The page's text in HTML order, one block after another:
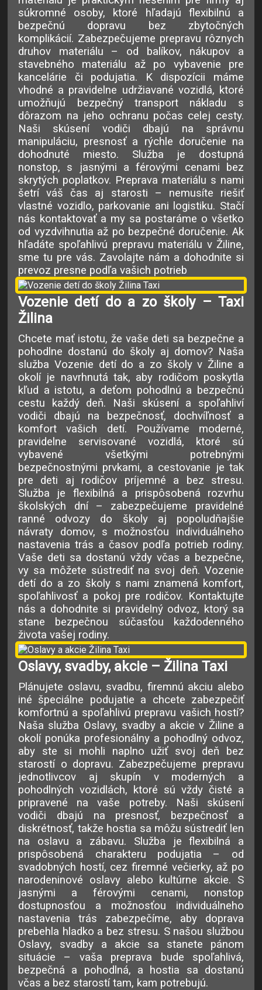
súkromné osoby, ktoré hľadajú flexibilnú a
bezpečnú dopravu bez zbytočných
komplikácií. Zabezpečujeme prepravu rôznych
druhov materiálu – od balíkov, nákupov a
stavebného materiálu až po vybavenie pre
kancelárie či podujatia. K dispozícii máme
vhodné a pravidelne udržiavané vozidlá, ktoré
umožňujú bezpečný transport nákladu s
dôrazom na jeho ochranu počas celej cesty.
Naši skúsení vodiči dbajú na správnu
manipuláciu, presnosť a rýchle doručenie na
dohodnuté miesto. Služba je dostupná
nonstop, s jasnými a férovými cenami bez
skrytých poplatkov. Preprava materiálu s nami
šetrí váš čas aj starosti – nemusíte riešiť
vlastné vozidlo, parkovanie ani logistiku. Stačí
nás kontaktovať a my sa postaráme o všetko
od vyzdvihnutia až po bezpečné doručenie. Ak
hľadáte spoľahlivú prepravu materiálu v Žiline,
sme tu pre vás. Zavolajte nám a dohodnite si
prevoz presne podľa vašich potrieb
Vozenie detí do a zo školy – Taxi
Žilina
Chcete mať istotu, že vaše deti sa bezpečne a
pohodlne dostanú do školy aj domov? Naša
služba Vozenie detí do a zo školy v Žiline a
okolí je navrhnutá tak, aby rodičom poskytla
kľud a istotu, a deťom pohodlnú a bezpečnú
cestu každý deň. Naši skúsení a spoľahliví
vodiči dbajú na bezpečnosť, dochvíľnosť a
komfort vašich detí. Používame moderné,
pravidelne servisované vozidlá, ktoré sú
vybavené všetkými potrebnými
bezpečnostnými prvkami, a cestovanie je tak
pre deti aj rodičov príjemné a bez stresu.
Služba je flexibilná a prispôsobená rozvrhu
školských dní – zabezpečujeme pravidelné
ranné odvozy do školy aj popoludňajšie
návraty domov, s možnosťou individuálneho
nastavenia trás a časov podľa potrieb rodiny.
Vaše deti sa dostanú vždy včas a bezpečne,
vy sa môžete sústrediť na svoj deň. Vozenie
detí do a zo školy s nami znamená komfort,
spoľahlivosť a pokoj pre rodičov. Kontaktujte
nás a dohodnite si pravidelný odvoz, ktorý sa
stane bezpečnou súčasťou každodenného
života vašej rodiny.
Oslavy, svadby, akcie – Žilina Taxi
Plánujete oslavu, svadbu, firemnú akciu alebo
iné špeciálne podujatie a chcete zabezpečiť
komfortnú a spoľahlivú prepravu vašich hostí?
Naša služba Oslavy, svadby a akcie v Žiline a
okolí ponúka profesionálny a pohodlný odvoz,
aby ste si mohli naplno užiť svoj deň bez
starostí o dopravu. Zabezpečujeme prepravu
jednotlivcov aj skupín v moderných a
pohodlných vozidlách, ktoré sú vždy čisté a
pripravené na vaše potreby. Naši skúsení
vodiči dbajú na presnosť, bezpečnosť a
diskrétnosť, takže hostia sa môžu sústrediť len
na oslavu a zábavu. Služba je flexibilná a
prispôsobená charakteru podujatia – od
svadobných hostí, cez firemné večierky, až po
narodeninové oslavy alebo kultúrne akcie. S
jasnými a férovými cenami, nonstop
dostupnosťou a možnosťou individuálneho
nastavenia trás zabezpečíme, aby doprava
prebehla hladko a bez stresu. S našou službou
Oslavy, svadby a akcie sa stanete pánom
situácie – vaša preprava bude spoľahlivá,
bezpečná a pohodlná, a hostia sa dostanú
včas a bez starostí tam, kam potrebujú.